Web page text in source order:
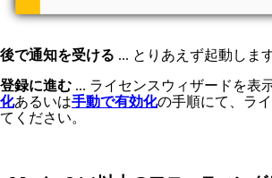
後で通知を受ける ... とりあえず起動します
登録に進む ... ライセンスウィザードを表
化あるいは手動で有効化の手順にて、ラ
てください。